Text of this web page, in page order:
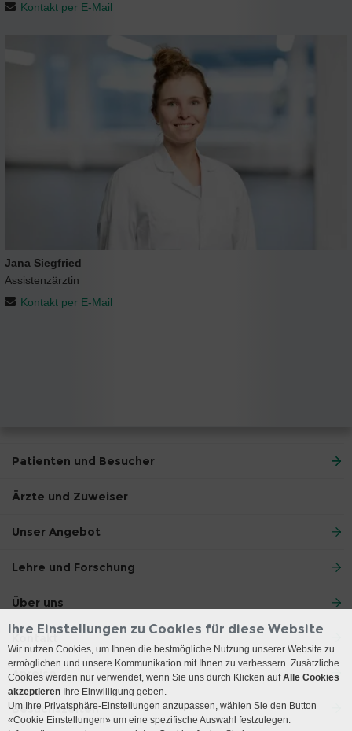
Kontakt per E-Mail
Jana Siegfried
Assistenzärztin
Kontakt per E-Mail
Patienten und Besucher
Ärzte und Zuweiser
Unser Angebot
Lehre und Forschung
Über uns
Kontakt
Anreise
Besuchszeiten
Ihre Einstellungen zu Cookies für diese Website
Wir nutzen Cookies, um Ihnen die bestmögliche Nutzung unserer Website zu
ermöglichen und unsere Kommunikation mit Ihnen zu verbessern. Zusätzliche
Cookies werden nur verwendet, wenn Sie uns durch Klicken aufAlle Cookies
akzeptieren Ihre Einwilligung geben.
Um Ihre Privatsphäre-Einstellungen anzupassen, wählen Sie den Button
«Cookie Einstellungen» um eine spezifische Auswahl festzulegen.